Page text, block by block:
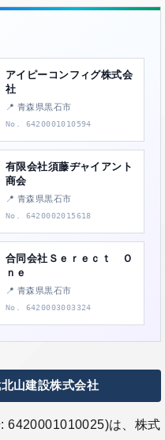
アイピーコンフィグ株式会
社
📍 青森県黒石市
No. 6420001010594
有限会社須藤ヂャイアント
商会
📍 青森県黒石市
No. 6420002015618
合同会社Ｓｅｒｅｃｔ Ｏ
ｎｅ
📍 青森県黒石市
No. 6420003003324
山建設株式会社
6420001010025)は、株式